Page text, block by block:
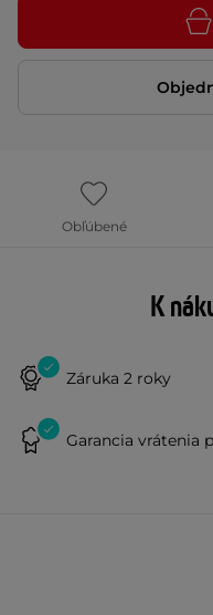
Obľúbené
K
Záruka 2 roky
Garancia vrátenia